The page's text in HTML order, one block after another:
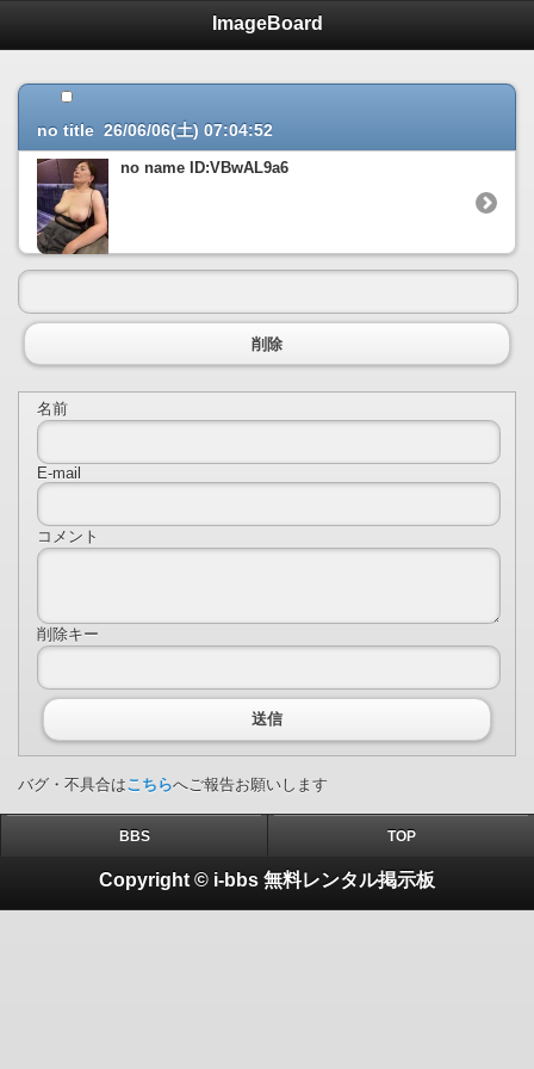
ImageBoard
no title 26/06/06(土) 07:04:52
no name ID:VBwAL9a6
削除
名前
E-mail
コメント
削除キー
送信
バグ・不具合はこちらへご報告お願いします
BBS TOP
Copyright © i-bbs 無料レンタル掲示板